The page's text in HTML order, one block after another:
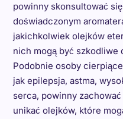
powinny skonsultować
doświadczonym
jakichkolwiek olejków
nich mogą być szkodliwe
Podobnie osoby
jak epilepsja, astma,
serca, powinny
unikać olejków, które